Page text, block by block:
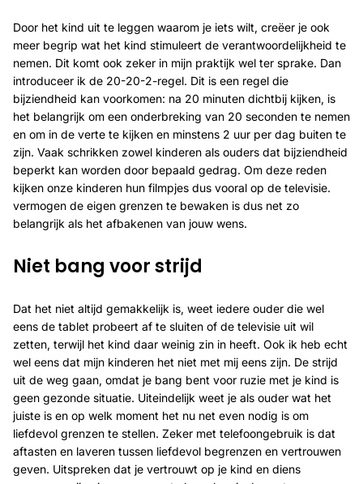
Door het kind uit te leggen waarom je iets wilt, creëer je ook
meer begrip wat het kind stimuleert de verantwoordelijkheid te
nemen. Dit komt ook zeker in mijn praktijk wel ter sprake. Dan
introduceer ik de 20-20-2-regel. Dit is een regel die
bijziendheid kan voorkomen: na 20 minuten dichtbij kijken, is
het belangrijk om een onderbreking van 20 seconden te nemen
en om in de verte te kijken en minstens 2 uur per dag buiten te
zijn. Vaak schrikken zowel kinderen als ouders dat bijziendheid
beperkt kan worden door bepaald gedrag. Om deze reden
kijken onze kinderen hun filmpjes dus vooral op de televisie.
vermogen de eigen grenzen te bewaken is dus net zo
belangrijk als het afbakenen van jouw wens.
Niet bang voor strijd
Dat het niet altijd gemakkelijk is, weet iedere ouder die wel
eens de tablet probeert af te sluiten of de televisie uit wil
zetten, terwijl het kind daar weinig zin in heeft. Ook ik heb echt
wel eens dat mijn kinderen het niet met mij eens zijn. De strijd
uit de weg gaan, omdat je bang bent voor ruzie met je kind is
geen gezonde situatie. Uiteindelijk weet je als ouder wat het
juiste is en op welk moment het nu net even nodig is om
liefdevol grenzen te stellen. Zeker met telefoongebruik is dat
aftasten en laveren tussen liefdevol begrenzen en vertrouwen
geven. Uitspreken dat je vertrouwt op je kind en diens